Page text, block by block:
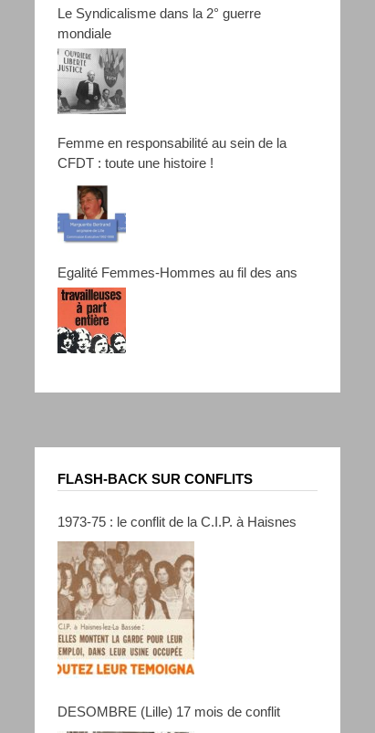
Le Syndicalisme dans la 2° guerre
mondiale
Femme en responsabilité au sein de la
CFDT : toute une histoire !
Egalité Femmes-Hommes au fil des ans
FLASH-BACK SUR CONFLITS
1973-75 : le conflit de la C.I.P. à Haisnes
DESOMBRE (Lille) 17 mois de conflit